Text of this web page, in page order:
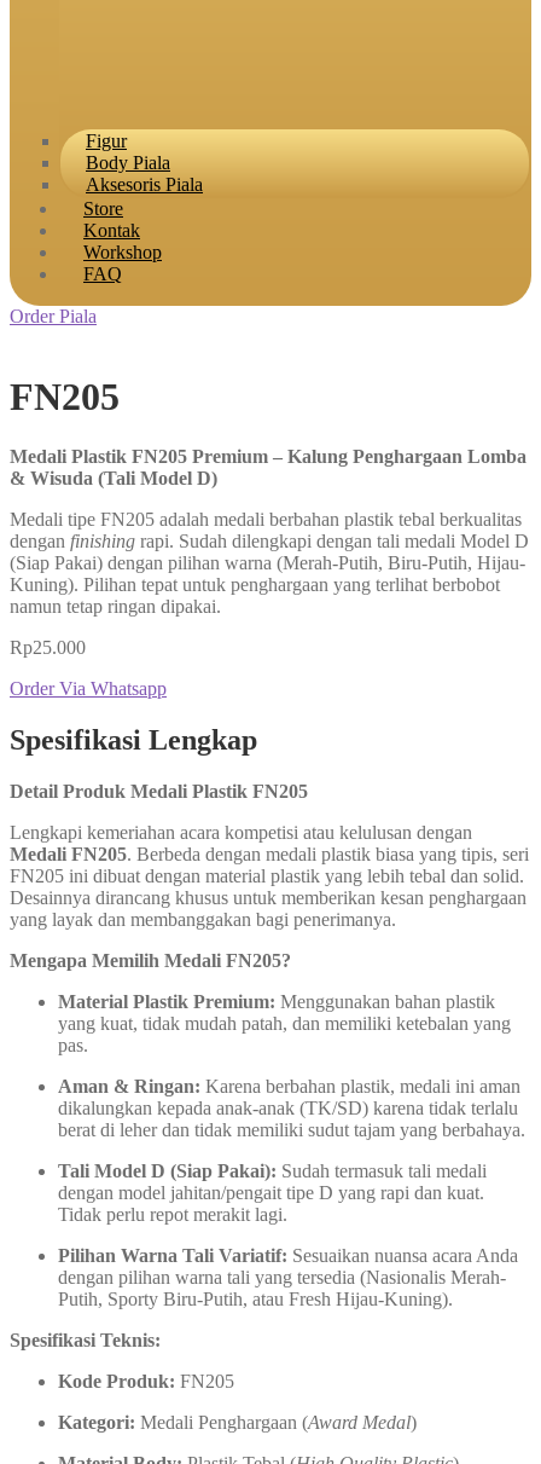
Figur
Body Piala
Aksesoris Piala
Store
Kontak
Workshop
FAQ
Order Piala
FN205
Medali Plastik FN205 Premium – Kalung Penghargaan Lomba
& Wisuda (Tali Model D)
Medali tipe FN205 adalah medali berbahan plastik tebal berkualitas
dengan finishing rapi. Sudah dilengkapi dengan tali medali Model D
(Siap Pakai) dengan pilihan warna (Merah-Putih, Biru-Putih, Hijau-
Kuning). Pilihan tepat untuk penghargaan yang terlihat berbobot
namun tetap ringan dipakai.
Rp25.000
Order Via Whatsapp
Spesifikasi Lengkap
Detail Produk Medali Plastik FN205
Lengkapi kemeriahan acara kompetisi atau kelulusan dengan
Medali FN205. Berbeda dengan medali plastik biasa yang tipis, seri
FN205 ini dibuat dengan material plastik yang lebih tebal dan solid.
Desainnya dirancang khusus untuk memberikan kesan penghargaan
yang layak dan membanggakan bagi penerimanya.
Mengapa Memilih Medali FN205?
Material Plastik Premium: Menggunakan bahan plastik
yang kuat, tidak mudah patah, dan memiliki ketebalan yang
pas.
Aman & Ringan: Karena berbahan plastik, medali ini aman
dikalungkan kepada anak-anak (TK/SD) karena tidak terlalu
berat di leher dan tidak memiliki sudut tajam yang berbahaya.
Tali Model D (Siap Pakai): Sudah termasuk tali medali
dengan model jahitan/pengait tipe D yang rapi dan kuat.
Tidak perlu repot merakit lagi.
Pilihan Warna Tali Variatif: Sesuaikan nuansa acara Anda
dengan pilihan warna tali yang tersedia (Nasionalis Merah-
Putih, Sporty Biru-Putih, atau Fresh Hijau-Kuning).
Spesifikasi Teknis:
Kode Produk: FN205
Kategori: Medali Penghargaan (Award Medal)